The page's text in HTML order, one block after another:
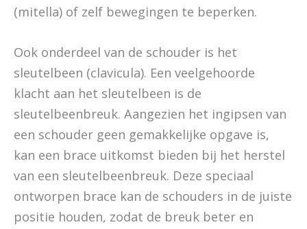
(mitella) of zelf bewegingen te beperken.
Ook onderdeel van de schouder is het
sleutelbeen (clavicula). Een veelgehoorde
klacht aan het sleutelbeen is de
sleutelbeenbreuk. Aangezien het ingipsen van
een schouder geen gemakkelijke opgave is,
kan een brace uitkomst bieden bij het herstel
van een sleutelbeenbreuk. Deze speciaal
ontworpen brace kan de schouders in de juiste
positie houden, zodat de breuk beter en